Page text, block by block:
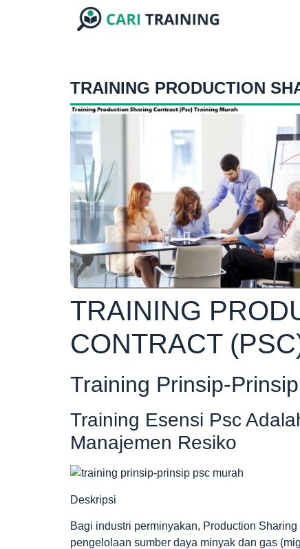
TRAINING PRODUCTION
TRAINING
CONTRACT
Training Prinsip-
Training Esensi Psc
Manajemen Resiko
Deskripsi
Bagi industri perminyakan, Production
pengelolaan sumber daya minyak dan gas